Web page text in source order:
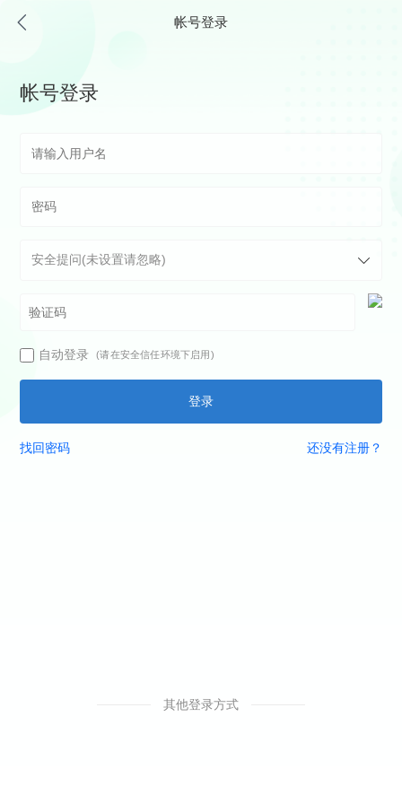
帐号登录
帐号登录
自动登录 (请在安全信任环境下启用)
登录
找回密码 还没有注册？
其他登录方式